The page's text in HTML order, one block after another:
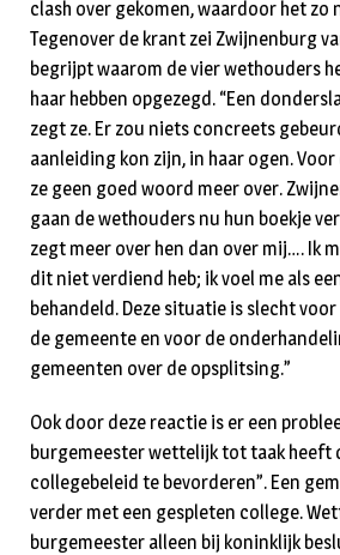
clash over gekomen, waardoor het zo
Tegenover de krant zei Zwijnenburg
begrijpt waarom de vier wethouders
haar hebben opgezegd. “Een
zegt ze. Er zou niets concreets
aanleiding kon zijn, in haar ogen.
ze geen goed woord meer over.
gaan de wethouders nu hun boekje
zegt meer over hen dan over mij…. Ik
dit niet verdiend heb; ik voel me als
behandeld. Deze situatie is slecht
de gemeente en voor de
gemeenten over de opsplitsing.”
Ook door deze reactie is er een
burgemeester wettelijk tot taak heeft
collegebeleid te bevorderen”. Een
verder met een gespleten college.
burgemeester alleen bij koninklijk